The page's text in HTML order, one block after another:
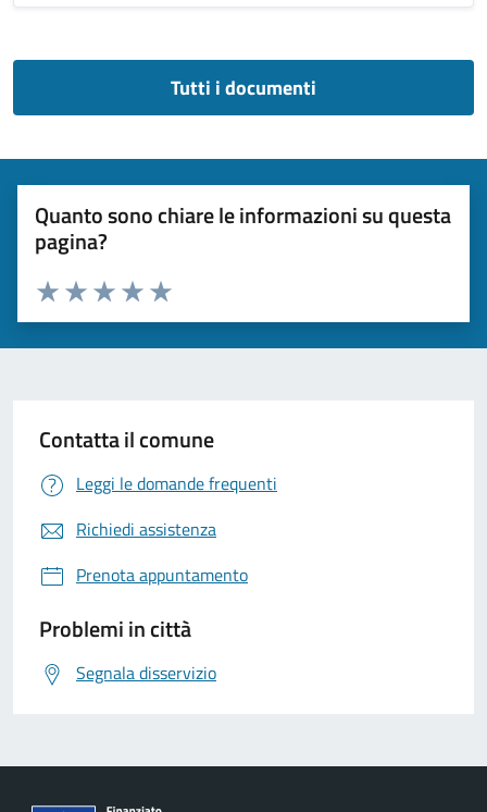
Tutti i documenti
Quanto sono chiare le informazioni su questa
pagina?
Valuta 5 stelle su 5
Valuta 4 stelle su 5
Valuta 3 stelle su 5
Valuta 2 stelle su 5
Valuta 1 stelle su 5
Contatta il comune
Leggi le domande frequenti
Richiedi assistenza
Prenota appuntamento
Problemi in città
Segnala disservizio